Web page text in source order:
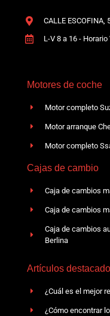
CALLE ESCOFINA,
L-V 8 a 16 - Horario
Motores de coche
Motor completo
Motor arranque
Motor completo
Cajas de cambio
Caja de cambios
Caja de cambios
Caja de cambios
Berlina
Artículos
¿Cuál es el mejor
¿Cómo encontrar